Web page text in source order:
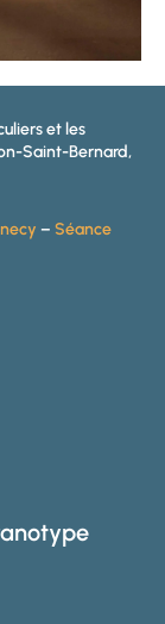
et les
Saint-Bernard,
– Séance